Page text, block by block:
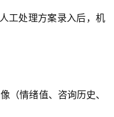
工处理方案录入后，机
（情绪值、咨询历史、